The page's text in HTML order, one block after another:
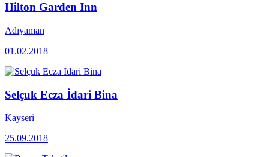
Hilton Garden Inn
Adıyaman
01.02.2018
Selçuk Ecza İdari Bina
Kayseri
25.09.2018